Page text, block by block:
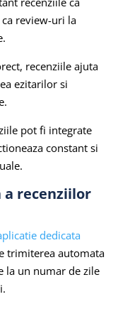
review-uri la
recenziile ajuta
ezitarilor si
pot fi integrate
constant si
recenziilor
dedicata
trimiterea automata
la un numar de zile